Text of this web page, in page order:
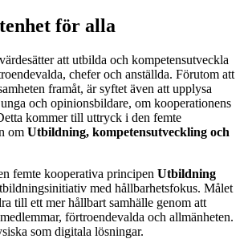
för alla
att utbilda och kompetensutveckla
chefer och anställda. Förutom att
framåt, är syftet även att upplysa
och opinionsbildare, om kooperationens
kommer till uttryck i den femte
om Utbildning, kompetensutveckling och
femte kooperativa principen Utbildning
med hållbarhetsfokus. Målet
till ett mer hållbart samhälle genom att
förtroendevalda och allmänheten.
som digitala lösningar.